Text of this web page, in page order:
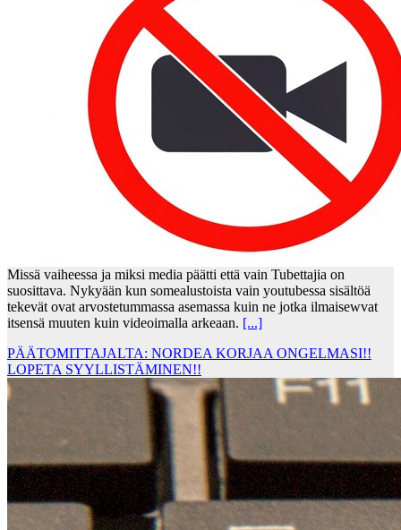
Missä vaiheessa ja miksi media päätti että vain Tubettajia on
suosittava. Nykyään kun somealustoista vain youtubessa sisältöä
tekevät ovat arvostetummassa asemassa kuin ne jotka ilmaisewvat
itsensä muuten kuin videoimalla arkeaan. [...]
PÄÄTOMITTAJALTA: NORDEA KORJAA ONGELMASI!!
LOPETA SYYLLISTÄMINEN!!